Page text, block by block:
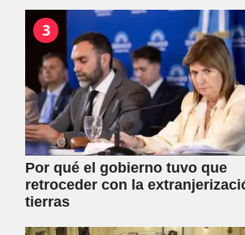
3
Por qué el gobierno tuvo que
retroceder con la
tierras